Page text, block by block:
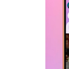
复实